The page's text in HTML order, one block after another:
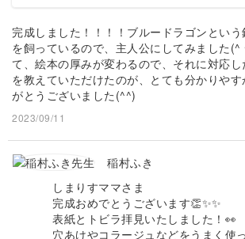
完成しました！！！！ブルードラゴンとい
を飼っているので、主人公にしてみました
て、絵本の厚みが変わるので、それに対応
を教えていただけたのが、とても分かりや
がとうございました(^^)
2023/09/11
稲村ふき
しまりすママさま
完成おめでとうございます👏✨✨
表紙とトビラ拝見いたしました！👀
穴あけやコラージュなどをうまく使